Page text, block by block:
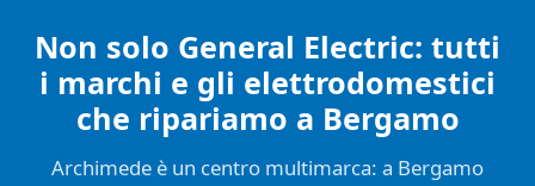
Non solo General Electric: tutti
i marchi e gli elettrodomestici
che ripariamo a Bergamo
Archimede è un centro multimarca: a Bergamo